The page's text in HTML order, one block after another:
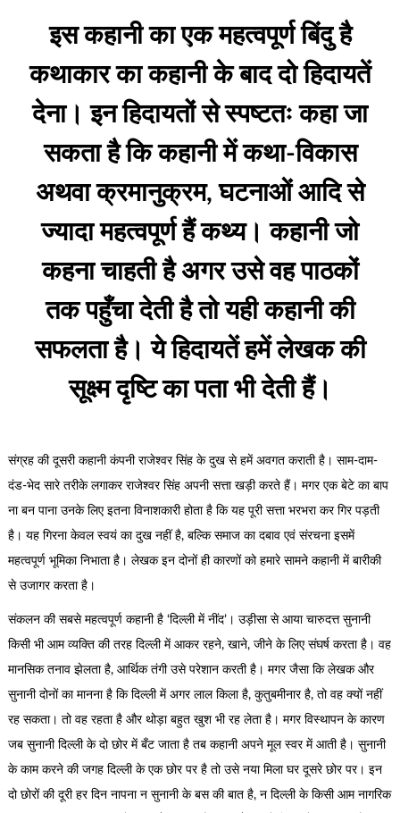
इस कहानी का एक महत्वपूर्ण बिंदु है
कथाकार का कहानी के बाद दो हिदायतें
देना। इन हिदायतों से स्पष्टतः कहा जा
सकता है कि कहानी में कथा-विकास
अथवा क्रमानुक्रम, घटनाओं आदि से
ज्यादा महत्वपूर्ण हैं कथ्य। कहानी जो
कहना चाहती है अगर उसे वह पाठकों
तक पहुँचा देती है तो यही कहानी की
सफलता है। ये हिदायतें हमें लेखक की
सूक्ष्म दृष्टि का पता भी देती हैं।
संग्रह की दूसरी कहानी कंपनी राजेश्वर सिंह के दुख से हमें अवगत कराती है। साम-दाम-
दंड-भेद सारे तरीके लगाकर राजेश्वर सिंह अपनी सत्ता खड़ी करते हैं। मगर एक बेटे का बाप
ना बन पाना उनके लिए इतना विनाशकारी होता है कि यह पूरी सत्ता भरभरा कर गिर पड़ती
है। यह गिरना केवल स्वयं का दुख नहीं है, बल्कि समाज का दबाव एवं संरचना इसमें
महत्वपूर्ण भूमिका निभाता है। लेखक इन दोनों ही कारणों को हमारे सामने कहानी में बारीकी
से उजागर करता है।
संकलन की सबसे महत्वपूर्ण कहानी है ‘दिल्ली में नींद’। उड़ीसा से आया चारुदत्त सुनानी
किसी भी आम व्यक्ति की तरह दिल्ली में आकर रहने, खाने, जीने के लिए संघर्ष करता है। वह
मानसिक तनाव झेलता है, आर्थिक तंगी उसे परेशान करती है। मगर जैसा कि लेखक और
सुनानी दोनों का मानना है कि दिल्ली में अगर लाल किला है, कुतुबमीनार है, तो वह क्यों नहीं
रह सकता। तो वह रहता है और थोड़ा बहुत खुश भी रह लेता है। मगर विस्थापन के कारण
जब सुनानी दिल्ली के दो छोर में बँट जाता है तब कहानी अपने मूल स्वर में आती है। सुनानी
के काम करने की जगह दिल्ली के एक छोर पर है तो उसे नया मिला घर दूसरे छोर पर। इन
दो छोरों की दूरी हर दिन नापना न सुनानी के बस की बात है, न दिल्ली के किसी आम नागरिक